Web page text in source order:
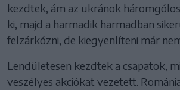
kezdtek, ám az ukránok
ki, majd a harmadik harmadban
felzárkózni, de kiegyenlíteni már
Lendületesen kezdtek a csapatok,
veszélyes akciókat vezetett.